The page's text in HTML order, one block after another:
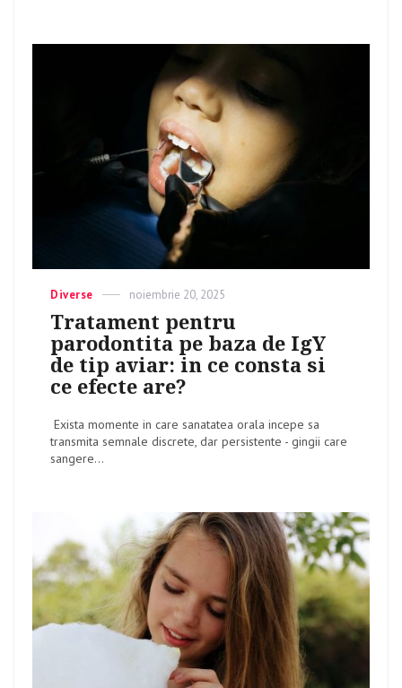
Categories
Diverse
Posted
noiembrie 20, 2025
Tratament pentru
parodontita pe baza de IgY
de tip aviar: in ce consta si
ce efecte are?
Exista momente in care sanatatea orala incepe sa
transmita semnale discrete, dar persistente - gingii care
sangere...